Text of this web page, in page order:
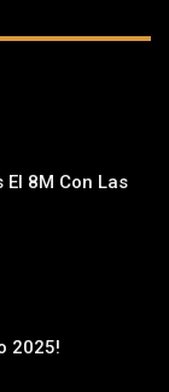
8M Con Las
2025!